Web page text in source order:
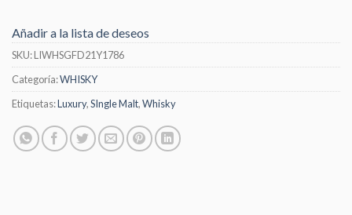
Añadir a la lista de deseos
SKU:LIWHSGFD21Y1786
Categoría:WHISKY
Etiquetas:Luxury,SIngle Malt,Whisky